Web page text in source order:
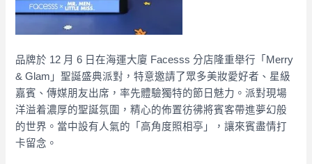
品牌於 12 月 6 日在海運大廈 Facesss 分店隆重舉行「Merry
& Glam」聖誕盛典派對，特意邀請了眾多美妝愛好者、星級
嘉賓、傳媒朋友出席，率先體驗獨特的節日魅力。派對現場
洋溢着濃厚的聖誕氛圍，精心的佈置彷彿將賓客帶進夢幻般
的世界。當中設有人氣的「高角度照相亭」，讓來賓盡情打
卡留念。